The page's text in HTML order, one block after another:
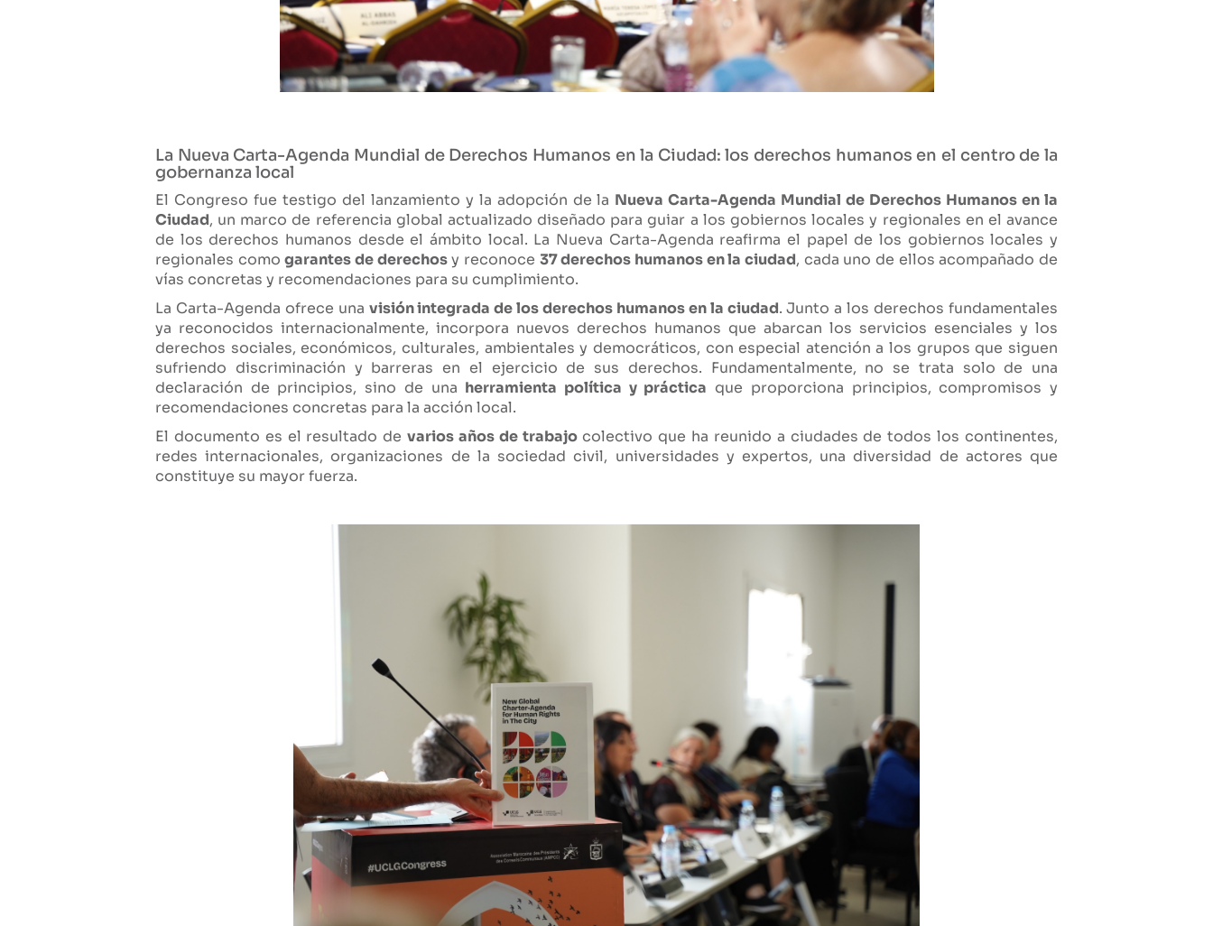
La Nueva Carta-Agenda Mundial de Derechos Humanos en la Ciudad: los derechos humanos en el centro de la
gobernanza local
El Congreso fue testigo del lanzamiento y la adopción de la Nueva Carta-Agenda Mundial de Derechos Humanos en la
Ciudad, un marco de referencia global actualizado diseñado para guiar a los gobiernos locales y regionales en el avance
de los derechos humanos desde el ámbito local. La Nueva Carta-Agenda reafirma el papel de los gobiernos locales y
regionales comogarantes de derechosy reconoce 37 derechos humanos en la ciudad, cada uno de ellos acompañado de
vías concretas y recomendaciones para su cumplimiento.
La Carta-Agenda ofrece una visión integrada de los derechos humanos en la ciudad. Junto a los derechos fundamentales
ya reconocidos internacionalmente, incorpora nuevos derechos humanos que abarcan los servicios esenciales y los
derechos sociales, económicos, culturales, ambientales y democráticos, con especial atención a los grupos que siguen
sufriendo discriminación y barreras en el ejercicio de sus derechos. Fundamentalmente, no se trata solo de una
declaración de principios, sino de una herramienta política y práctica que proporciona principios, compromisos y
recomendaciones concretas para la acción local.
El documento es el resultado devarios años de trabajocolectivo que ha reunido a ciudades de todos los continentes,
redes internacionales, organizaciones de la sociedad civil, universidades y expertos, una diversidad de actores que
constituye su mayor fuerza.